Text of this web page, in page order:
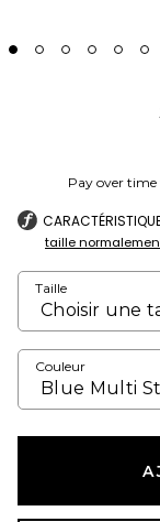
Pay over
taille
Taille
Couleur